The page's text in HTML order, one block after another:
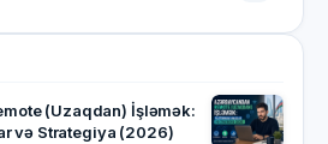
(Uzaqdan) İşləmək:
və Strategiya (2026)